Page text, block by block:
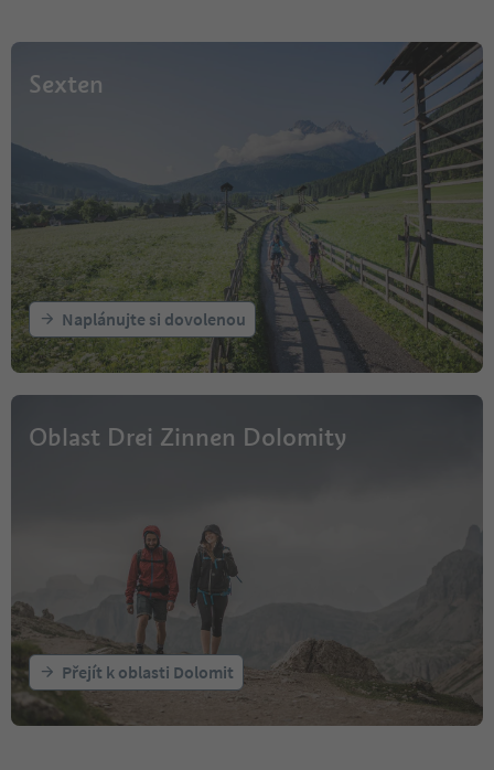
Sexten
Naplánujte si dovolenou
Oblast Drei Zinnen Dolomity
Přejít k oblasti Dolomit